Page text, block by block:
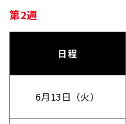
第2週
日程
6月13日（火）